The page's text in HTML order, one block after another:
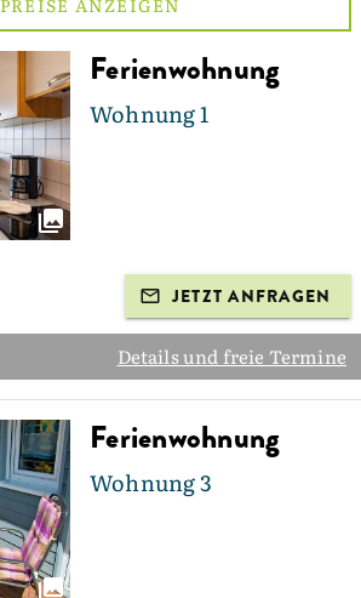
PREISE ANZEIGEN
Ferienwohnung
Wohnung 1
JETZT ANFRAGEN
Details und freie Termine
Ferienwohnung
Wohnung 3